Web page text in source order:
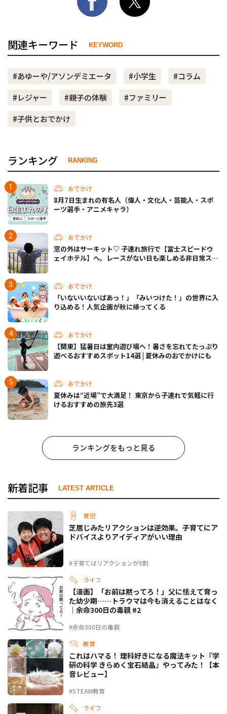
関連キーワード KEYWORD
#あゆーや/アソンデミエータ #小学生
#コラム
#レジャー
#親子の体験
#ファミリー
#子供とおでかけ
ランキング RANKING
おでかけ
8月7日生まれの有名人（偉人・文化人・芸能人・スポ
ーツ選手・アニメキャラ）
おでかけ
窓の外はサーキット♡ 子連れ旅行で【富士スピードウ
ェイホテル】へ。レースがない日も楽しめる非日常ステ
おでかけ
「いないいないばあっ！」「みいつけた！」の世界に入
り込める！人気企画が秋に帰ってくる
おでかけ
【関東】猛暑日は室内遊び場へ！暑さを忘れてたっぷり
遊べるおすすめスポット14選 | 夏休みのおでかけにも
おでかけ
夏休みは“近場”で大満足！ 東京から子連れで気軽に行
けるおすすめの旅先3選
ランキングをもっと見る
新着記事 LATEST ARTICLE
育児
#子育てはリアクションが9割
芝居じみたリアクションは逆効果。子育てにア
ドバイスよりアイディアがいい理由
ライフ
#余命300日の毒親
【漫画】「お前は黙ってろ！」父に怯えて育っ
た幼少期……トラウマは今も消えることはなく
｜余命300日の毒親 #2
教育
#STEAM教育
これはハマる！ 理科好きになる魔法キット『学
研の科学 きらめく宝石結晶』やってみた！【本
音レビュー】
ライフ